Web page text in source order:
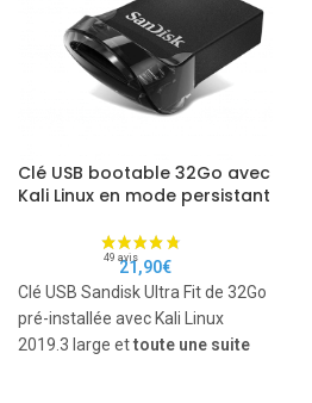
Clé USB bootable 32Go avec
Kali Linux en mode persistant
21,90€
Clé USB Sandisk Ultra Fit de 32Go
pré-installée avec Kali Linux
2019.3 large ettoute une suite